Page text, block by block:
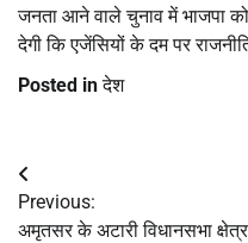
जनता आने वाले चुनाव में भाजपा
देगी कि एजेंसियों के दम पर
Posted inदेश
Post
navigation
Previous:
अमृतसर के अटारी विधानसभा क्षेत्र